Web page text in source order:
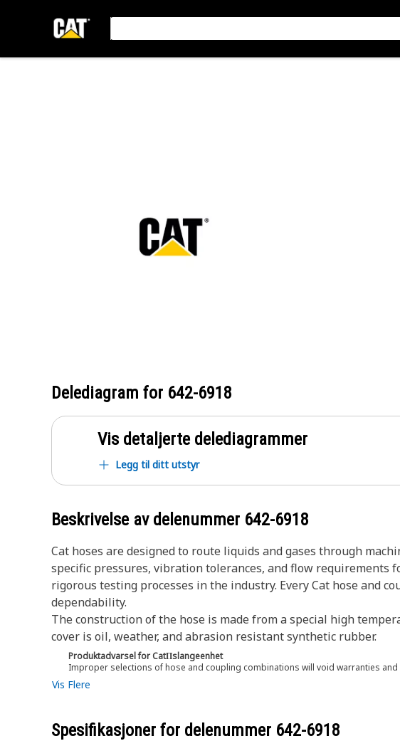
Delediagram for 642-6918
Vis detaljerte delediagrammer
Legg til ditt utstyr
Beskrivelse av delenummer 642-6918
Cat hoses are designed to route liquids and gases through
specific pressures, vibration tolerances, and flow requirements
rigorous testing processes in the industry. Every Cat hose and
dependability.
The construction of the hose is made from a special high
cover is oil, weather, and abrasion resistant synthetic rubber.
Produktadvarsel for CatΠslangeenhet
Improper selections of hose and coupling combinations will void warranties
Vis Flere
Spesifikasjoner for delenummer 642-6918